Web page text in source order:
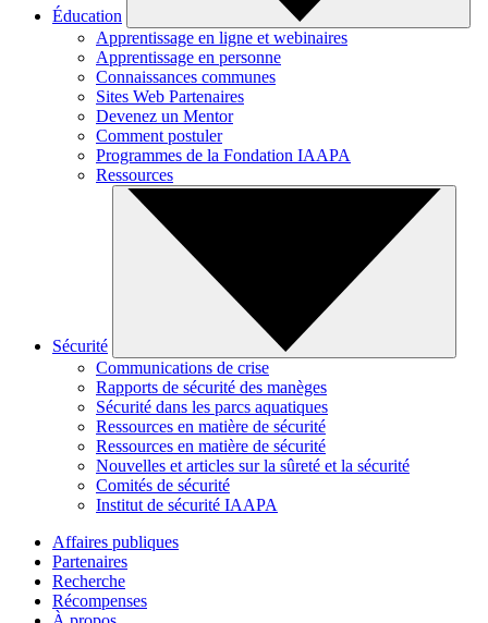
Éducation
Apprentissage en ligne et webinaires
Apprentissage en personne
Connaissances communes
Sites Web Partenaires
Devenez un Mentor
Comment postuler
Programmes de la Fondation IAAPA
Ressources
Sécurité
Communications de crise
Rapports de sécurité des manèges
Sécurité dans les parcs aquatiques
Ressources en matière de sécurité
Ressources en matière de sécurité
Nouvelles et articles sur la sûreté et la sécurité
Comités de sécurité
Institut de sécurité IAAPA
Affaires publiques
Partenaires
Recherche
Récompenses